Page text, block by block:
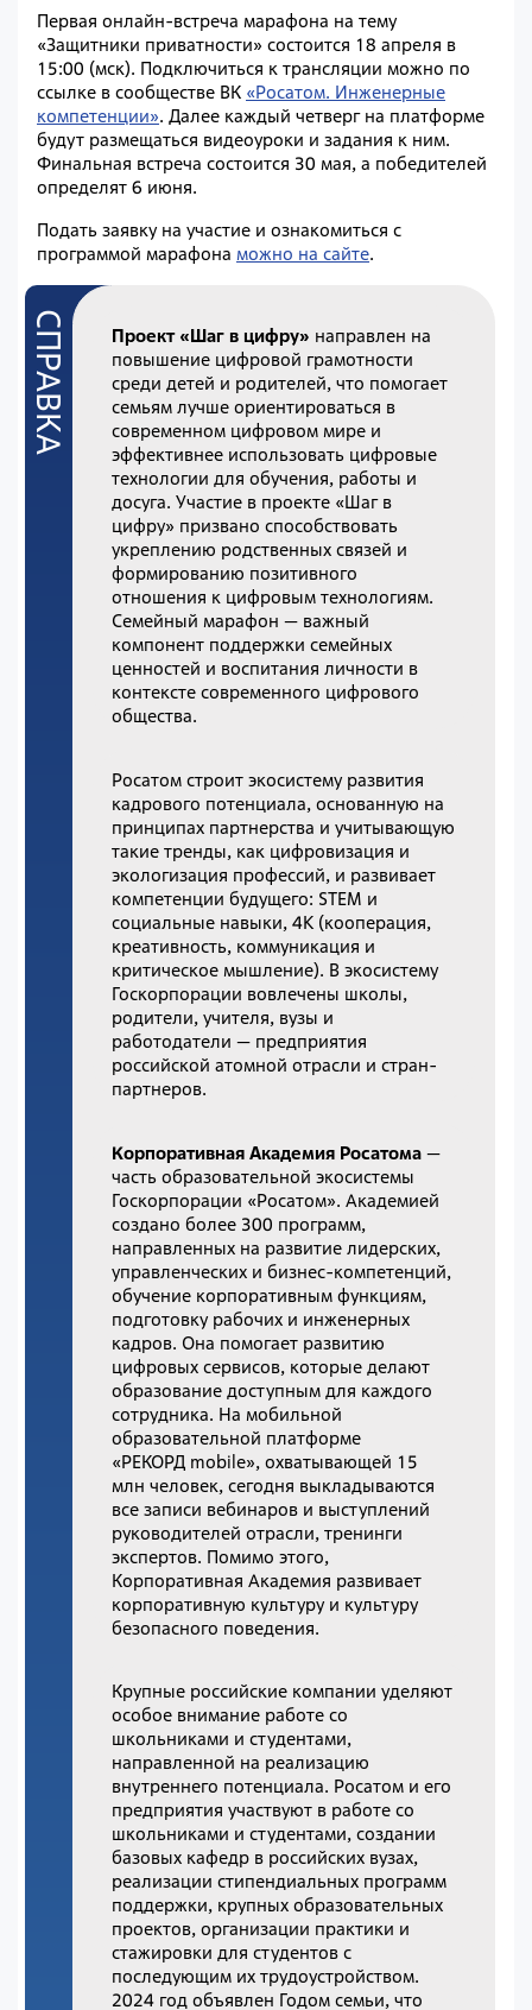
Первая онлайн-встреча марафона на тему
«Защитники приватности» состоится 18 апреля в
15:00 (мск). Подключиться к трансляции можно по
ссылке в сообществе ВК «Росатом. Инженерные
компетенции». Далее каждый четверг на платформе
будут размещаться видеоуроки и задания к ним.
Финальная встреча состоится 30 мая, а победителей
определят 6 июня.
Подать заявку на участие и ознакомиться с
программой марафона можно на сайте.
Проект «Шаг в цифру» направлен на
повышение цифровой грамотности
среди детей и родителей, что помогает
семьям лучше ориентироваться в
современном цифровом мире и
эффективнее использовать цифровые
технологии для обучения, работы и
досуга. Участие в проекте «Шаг в
цифру» призвано способствовать
укреплению родственных связей и
формированию позитивного
отношения к цифровым технологиям.
Семейный марафон — важный
компонент поддержки семейных
ценностей и воспитания личности в
контексте современного цифрового
общества.
Росатом строит экосистему развития
кадрового потенциала, основанную на
принципах партнерства и учитывающую
такие тренды, как цифровизация и
экологизация профессий, и развивает
компетенции будущего: STEM и
социальные навыки, 4K (кооперация,
креативность, коммуникация и
критическое мышление). В экосистему
Госкорпорации вовлечены школы,
родители, учителя, вузы и
работодатели — предприятия
российской атомной отрасли и стран-
партнеров.
Корпоративная Академия Росатома —
часть образовательной экосистемы
Госкорпорации «Росатом». Академией
создано более 300 программ,
направленных на развитие лидерских,
управленческих и бизнес-компетенций,
обучение корпоративным функциям,
подготовку рабочих и инженерных
кадров. Она помогает развитию
цифровых сервисов, которые делают
образование доступным для каждого
сотрудника. На мобильной
образовательной платформе
«РЕКОРД mobile», охватывающей 15
млн человек, сегодня выкладываются
все записи вебинаров и выступлений
руководителей отрасли, тренинги
экспертов. Помимо этого,
Корпоративная Академия развивает
корпоративную культуру и культуру
безопасного поведения.
Крупные российские компании уделяют
особое внимание работе со
школьниками и студентами,
направленной на реализацию
внутреннего потенциала. Росатом и его
предприятия участвуют в работе со
школьниками и студентами, создании
базовых кафедр в российских вузах,
реализации стипендиальных программ
поддержки, крупных образовательных
проектов, организации практики и
стажировки для студентов с
последующим их трудоустройством.
2024 год объявлен Годом семьи, что